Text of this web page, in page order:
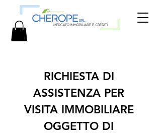
RICHIESTA DI
ASSISTENZA PER
VISITA IMMOBILIARE
OGGETTO DI